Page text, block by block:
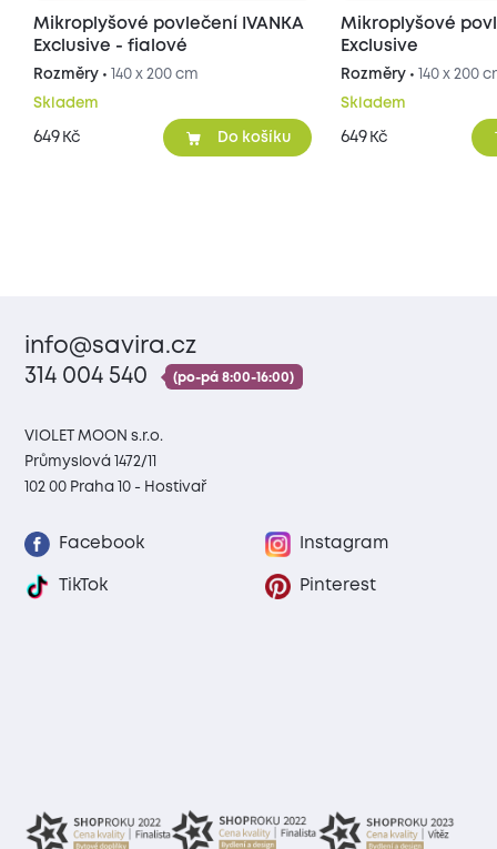
Mikroplyšové povlečení IVANKA
Exclusive - fialové
Rozměry • 140 x 200 cm
Skladem
649 Kč Do košíku
Mikroplyšové
Exclusive
Rozměry • 140 x 200
Skladem
649 Kč
info@savira.cz
314 004 540
(po-pá 8:00-16:00)
VIOLET MOON s.r.o.
Průmyslová 1472/11
102 00 Praha 10 - Hostivař
Facebook Instagram
TikTok Pinterest